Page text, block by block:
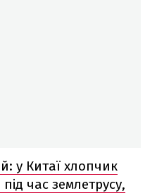
у Китаї хлопчик
під час землетрусу,